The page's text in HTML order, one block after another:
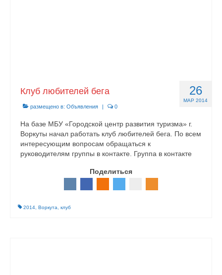
26
МАР 2014
Клуб любителей бега
размещено в: Объявления | 0
На базе МБУ «Городской центр развития туризма» г.
Воркуты начал работать клуб любителей бега. По всем
интересующим вопросам обращаться к
руководителям группы в контакте. Группа в контакте
Поделиться
2014 Воркута клуб